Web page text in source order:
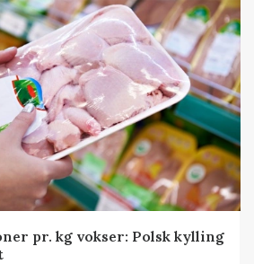
pr. kg vokser: Polsk kylling